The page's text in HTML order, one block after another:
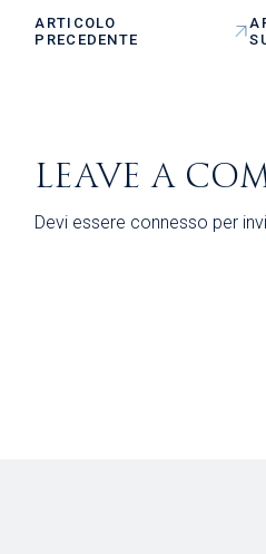
ARTICOLO
PRECEDENTE
LEAVE A
Devi essere connesso per